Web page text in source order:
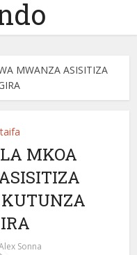
MWANZA ASISITIZA
MKOA
Alex Sonna